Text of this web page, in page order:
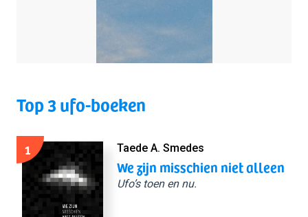
Top 3 ufo-boeken
1 Taede A. Smedes
We zijn misschien niet alleen
Ufo’s toen en nu.